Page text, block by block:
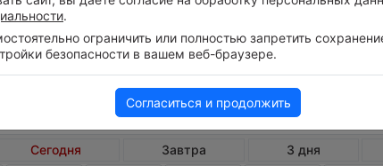
Погода в Лас-Терренасе сегодня
Сегодня Завтра 3 дня
.
ограничить или полностью запретить
безопасности в вашем веб-браузере.
Согласиться и продолжить